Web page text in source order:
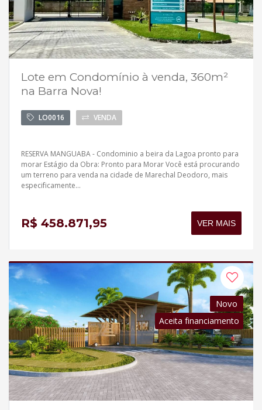
Lote em Condomínio à venda, 360m²
na Barra Nova!
LO0016 VENDA
RESERVA MANGUABA - Condominio a beira da Lagoa pronto para
morar Estágio da Obra: Pronto para Morar Você está procurando
um terreno para venda na cidade de Marechal Deodoro, mais
especificamente...
R$ 458.871,95 VER MAIS
Novo
Aceita financiamento